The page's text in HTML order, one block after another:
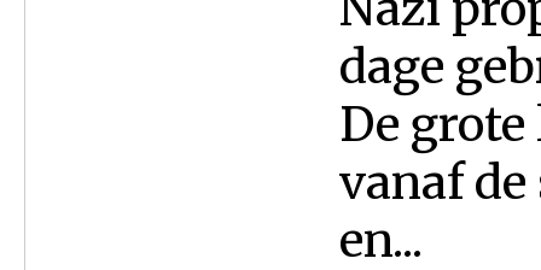
dage
De
vanaf
en...